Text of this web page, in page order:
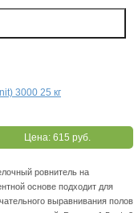
3000 25 кг
Цена: 615 руб.
ровнитель на
основе подходит для
выравнивания полов